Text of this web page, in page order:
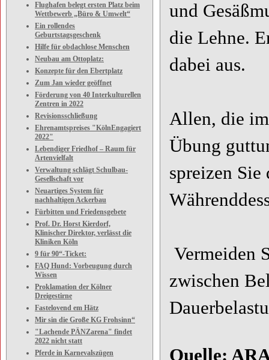
Flughafen belegt ersten Platz beim
Wettbewerb „Büro & Umwelt“
Ein rollendes
Geburtstagsgeschenk
Hilfe für obdachlose Menschen
Neubau am Ottoplatz:
Konzepte für den Ebertplatz
Zum Jan wieder geöffnet
Förderung von 40 Interkulturellen
Zentren in 2022
Revisionsschließung
Ehrenamtspreises "KölnEngagiert
2022"
Lebendiger Friedhof – Raum für
Artenvielfalt
Verwaltung schlägt Schulbau-
Gesellschaft vor
Neuartiges System für
nachhaltigen Ackerbau
Fürbitten und Friedensgebete
Prof. Dr. Horst Kierdorf,
Klinischer Direktor, verlässt die
Kliniken Köln
9 für 90“-Ticket:
FAQ Hund: Vorbeugung durch
Wissen
Proklamation der Kölner
Dreigestirne
Fastelovend em Hätz
Mir sin die Große KG Frohsinn“
"Lachende PÄNZarena" findet
2022 nicht statt
Pferde in Karnevalszügen
und
die Lehne.
dabei aus.
Allen, die
Übung
spreizen Sie
Vermeiden
zwischen
Quelle: